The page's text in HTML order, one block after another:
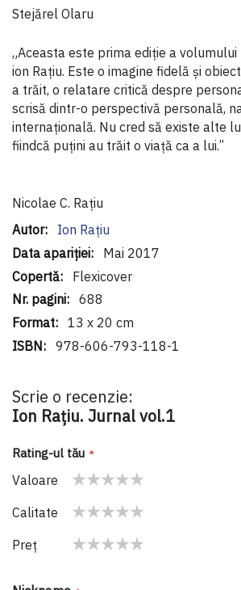
Stejărel Olaru
„Aceasta este prima ediție a
ion Rațiu. Este o imagine fidelă și
a trăit, o relatare critică despre
scrisă dintr-o perspectivă personală,
internațională. Nu cred să existe alte
fiindcă puțini au trăit o viață ca a lui.”
Nicolae C. Rațiu
Informaţii
suplimentare
Ion Rațiu
Mai 2017
Flexicover
688
13 x 20 cm
978-606-793-118-1
Scrie o recenzie:
Ion Rațiu. Jurnal vol.1
Rating-ul tău
Valoare
star
stars
stars
stars
stars
Calitate
star
stars
stars
stars
stars
Preţ